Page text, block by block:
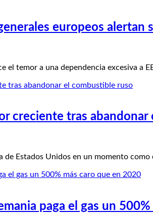
europeos
el temor a una dependencia excesiva a
creciente tras
de Estados Unidos en un momento
paga el gas un